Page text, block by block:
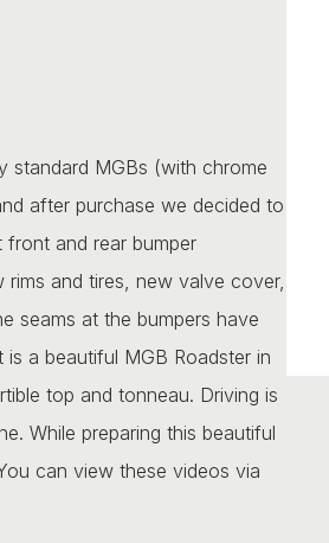
standard MGBs (with chrome
after purchase we decided to
front and rear bumper
and tires, new valve cover,
seams at the bumpers have
a beautiful MGB Roadster in
top and tonneau. Driving is
While preparing this beautiful
can view these videos via